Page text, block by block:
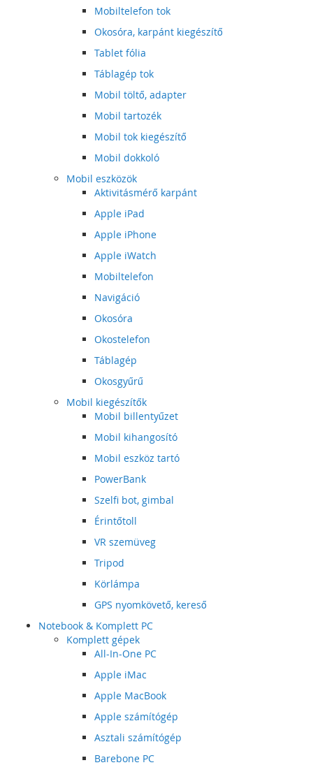
Mobiltelefon tok
Okosóra, karpánt kiegészítő
Tablet fólia
Táblagép tok
Mobil töltő, adapter
Mobil tartozék
Mobil tok kiegészítő
Mobil dokkoló
Mobil eszközök
Aktivitásmérő karpánt
Apple iPad
Apple iPhone
Apple iWatch
Mobiltelefon
Navigáció
Okosóra
Okostelefon
Táblagép
Okosgyűrű
Mobil kiegészítők
Mobil billentyűzet
Mobil kihangosító
Mobil eszköz tartó
PowerBank
Szelfi bot, gimbal
Érintőtoll
VR szemüveg
Tripod
Körlámpa
GPS nyomkövető, kereső
Notebook & Komplett PC
Komplett gépek
All-In-One PC
Apple iMac
Apple MacBook
Apple számítógép
Asztali számítógép
Barebone PC